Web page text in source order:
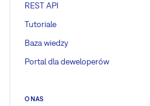
REST API
Tutoriale
Baza wiedzy
Portal dla deweloperów
O NAS